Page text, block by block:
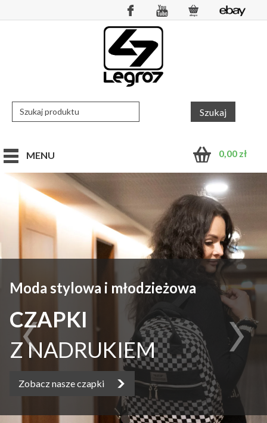
0,00 zł
MENU
Moda stylowa i młodzieżowa
CZAPKI
Z NADRUKIEM
Zobacz nasze czapki
Moda stylowa i młodzieżowa
TORBY TECZKI
I PLECAKI
Zobacz nasze torby